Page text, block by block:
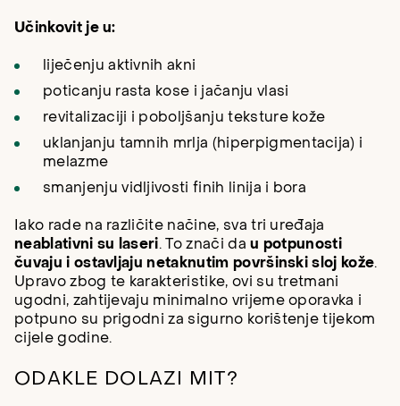
Učinkovit je u:
liječenju aktivnih akni
poticanju rasta kose i jačanju vlasi
revitalizaciji i poboljšanju teksture kože
uklanjanju tamnih mrlja (hiperpigmentacija) i
melazme
smanjenju vidljivosti finih linija i bora
Iako rade na različite načine, sva tri uređaja
neablativni su laseri. To znači dau potpunosti
čuvaju i ostavljaju netaknutim površinski sloj kože.
Upravo zbog te karakteristike, ovi su tretmani
ugodni, zahtijevaju minimalno vrijeme oporavka i
potpuno su prigodni za sigurno korištenje tijekom
cijele godine.
ODAKLE DOLAZI MIT?